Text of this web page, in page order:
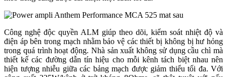
Công nghệ độc quyền ALM giúp theo dõi, kiểm soát nhiệt độ và
điện áp bên trong mạch nhằm bảo vệ các thiết bị không bị hư hỏng
trong quá trình hoạt động. Nhà sản xuất không sử dụng cầu chì mà
thiết kế các đường dẫn tín hiệu cho mỗi kênh tách biệt nhau nên
hiện tượng nhiễu giữa các bảng mạch được giảm thiểu tối đa. Với